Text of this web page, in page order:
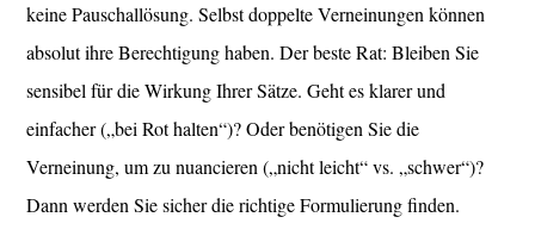
keine Pauschallösung. Selbst doppelte Verneinungen können
absolut ihre Berechtigung haben. Der beste Rat: Bleiben Sie
sensibel für die Wirkung Ihrer Sätze. Geht es klarer und
einfacher („bei Rot halten“)? Oder benötigen Sie die
Verneinung, um zu nuancieren („nicht leicht“ vs. „schwer“)?
Dann werden Sie sicher die richtige Formulierung finden.